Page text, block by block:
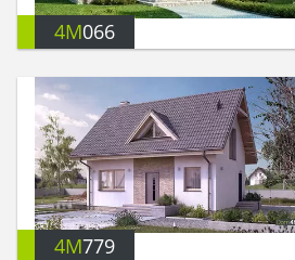
4M066
4M779